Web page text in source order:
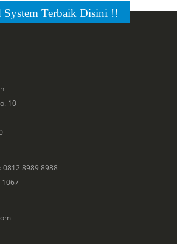
System Terbaik Disini !!
10
0812 8989 8988
1067